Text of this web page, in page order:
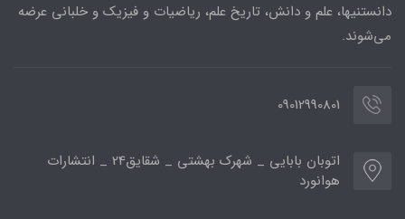
دانستنیها، علم و دانش، تاریخ علم، ریاضیات و فیزیک و خلبانی عرضه
می‌شوند.
09012990801
اتوبان بابایی _ شهرک بهشتی _ شقایق24 _ انتشارات
هوانورد